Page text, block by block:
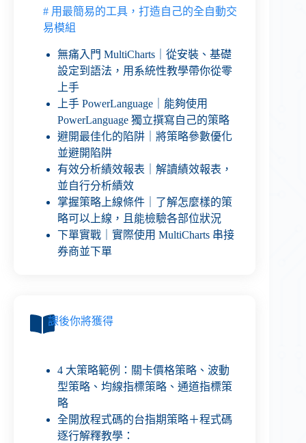
# 用最簡易的工具，打造自己的全自動交
易模組
無痛入門 MultiCharts｜從安裝、基礎
設定到語法，用系統性教學帶你從零
上手
上手 PowerLanguage｜能夠使用
PowerLanguage 獨立撰寫自己的策略
避開最佳化的陷阱｜將策略參數優化
並避開陷阱
有效分析績效報表｜解讀績效報表，
並自行分析績效
掌握策略上線條件｜了解怎麼樣的策
略可以上線，且能檢驗各部位狀況
下單實戰｜實際使用 MultiCharts 串接
券商並下單
課後你將獲得
4 大策略範例：關卡價格策略、波動
型策略、均線指標策略、通道指標策
略
全開放程式碼的台指期策略＋程式碼
逐行解釋教學：